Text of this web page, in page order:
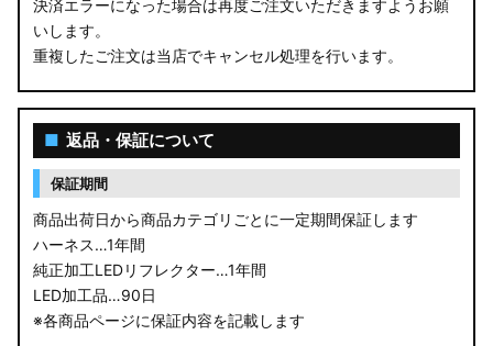
決済エラーになった場合は再度ご注文いただきますようお願
いします。
重複したご注文は当店でキャンセル処理を行います。
■ 返品・保証について
保証期間
商品出荷日から商品カテゴリごとに一定期間保証します
ハーネス…1年間
純正加工LEDリフレクター…1年間
LED加工品…90日
※各商品ページに保証内容を記載します